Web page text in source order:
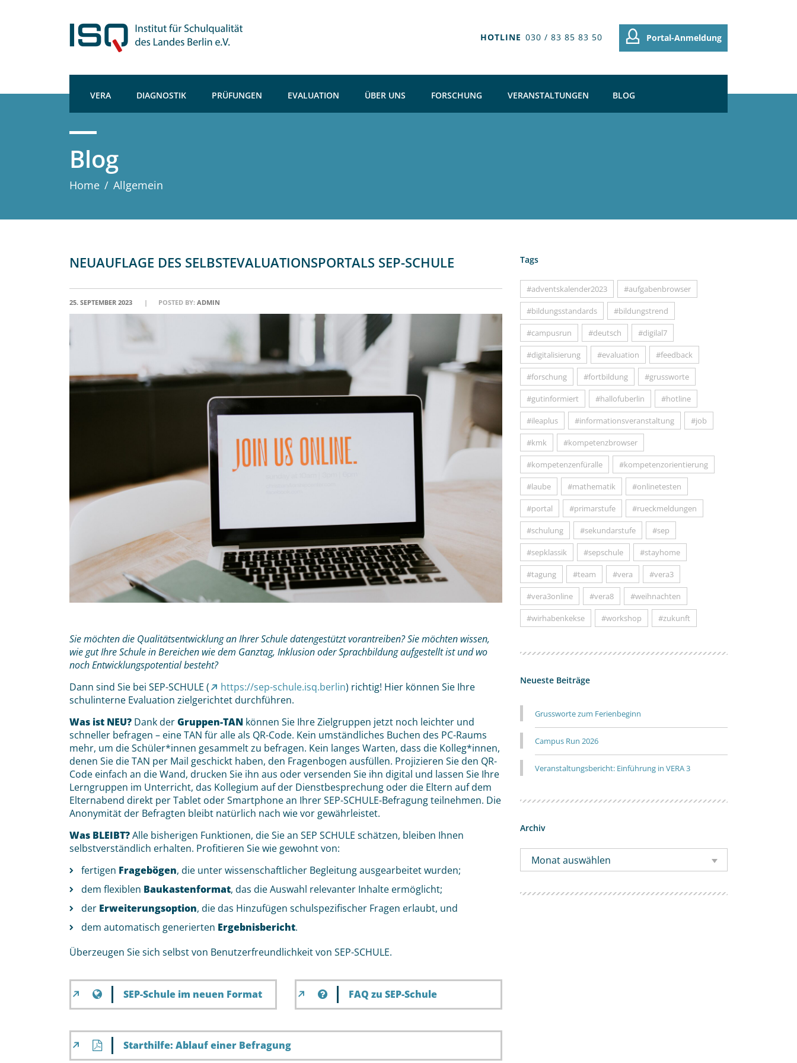
Portal-Anmeldung
HOTLINE 030 / 83 85 83 50
VERA DIAGNOSTIK PRÜFUNGEN EVALUATION ÜBER UNS FORSCHUNG VERANSTALTUNGEN BLOG
Blog
Home / Allgemein
NEUAUFLAGE DES SELBSTEVALUATIONSPORTALS SEP-SCHULE
25. SEPTEMBER 2023 POSTED BY: ADMIN
Sie möchten die Qualitätsentwicklung an Ihrer Schule datengestützt vorantreiben? Sie möchten wissen,
wie gut Ihre Schule in Bereichen wie dem Ganztag, Inklusion oder Sprachbildung aufgestellt ist und wo
noch Entwicklungspotential besteht?
Dann sind Sie bei SEP-SCHULE (
https://sep-schule.isq.berlin) richtig! Hier können Sie Ihre
schulinterne Evaluation zielgerichtet durchführen.
Was ist NEU? Dank derGruppen-TAN können Sie Ihre Zielgruppen jetzt noch leichter und
schneller befragen – eine TAN für alle als QR-Code. Kein umständliches Buchen des PC-Raums
mehr, um die Schüler*innen gesammelt zu befragen. Kein langes Warten, dass die Kolleg*innen,
denen Sie die TAN per Mail geschickt haben, den Fragenbogen ausfüllen. Projizieren Sie den QR-
Code einfach an die Wand, drucken Sie ihn aus oder versenden Sie ihn digital und lassen Sie Ihre
Lerngruppen im Unterricht, das Kollegium auf der Dienstbesprechung oder die Eltern auf dem
Elternabend direkt per Tablet oder Smartphone an Ihrer SEP-SCHULE-Befragung teilnehmen. Die
Anonymität der Befragten bleibt natürlich nach wie vor gewährleistet.
Was BLEIBT?Alle bisherigen Funktionen, die Sie an SEP SCHULE schätzen, bleiben Ihnen
selbstverständlich erhalten. Profitieren Sie wie gewohnt von:
fertigen Fragebögen, die unter wissenschaftlicher Begleitung ausgearbeitet wurden;
dem flexiblen Baukastenformat, das die Auswahl relevanter Inhalte ermöglicht;
der Erweiterungsoption, die das Hinzufügen schulspezifischer Fragen erlaubt, und
dem automatisch generierten Ergebnisbericht.
Überzeugen Sie sich selbst von Benutzerfreundlichkeit von SEP-SCHULE.
SEP-Schule im neuen Format FAQ zu SEP-Schule
Starthilfe: Ablauf einer Befragung
Tags
#adventskalender2023 #aufgabenbrowser
#bildungsstandards #bildungstrend
#campusrun #deutsch #digilal7
#digitalisierung #evaluation #feedback
#forschung #fortbildung #grussworte
#gutinformiert #hallofuberlin #hotline
#ileaplus #informationsveranstaltung #job
#kmk #kompetenzbrowser
#kompetenzenfüralle #kompetenzorientierung
#laube #mathematik #onlinetesten
#portal #primarstufe #rueckmeldungen
#schulung #sekundarstufe #sep
#sepklassik #sepschule #stayhome
#tagung #team #vera #vera3
#vera3online #vera8 #weihnachten
#wirhabenkekse #workshop #zukunft
Neueste Beiträge
Grussworte zum Ferienbeginn
Campus Run 2026
Veranstaltungsbericht: Einführung in VERA 3
Archiv
Monat auswählen